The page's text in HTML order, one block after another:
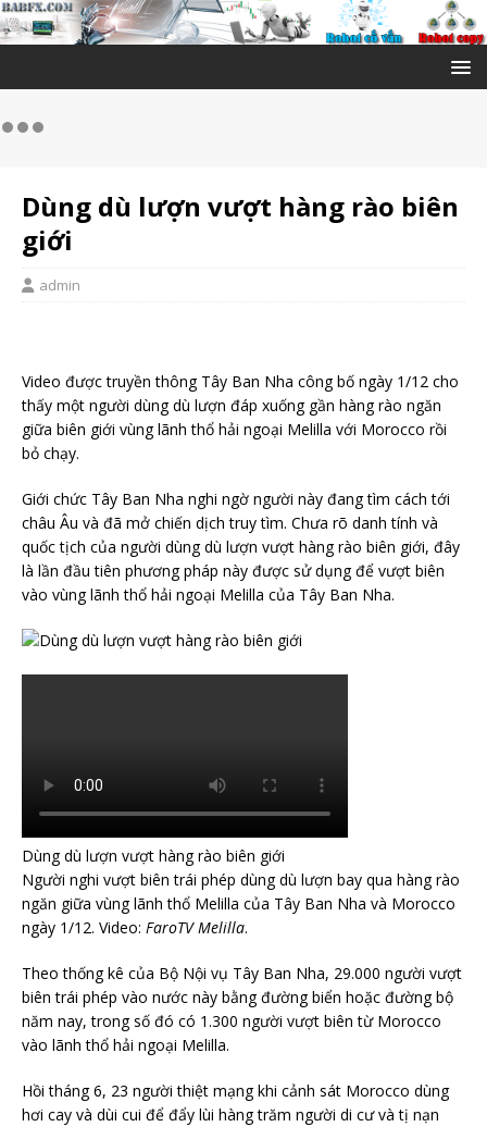
Dùng dù lượn vượt hàng rào biên
giới
admin
Video được truyền thông Tây Ban Nha công bố ngày 1/12 cho
thấy một người dùng dù lượn đáp xuống gần hàng rào ngăn
giữa biên giới vùng lãnh thổ hải ngoại Melilla với Morocco rồi
bỏ chạy.
Giới chức Tây Ban Nha nghi ngờ người này đang tìm cách tới
châu Âu và đã mở chiến dịch truy tìm. Chưa rõ danh tính và
quốc tịch của người dùng dù lượn vượt hàng rào biên giới, đây
là lần đầu tiên phương pháp này được sử dụng để vượt biên
vào vùng lãnh thổ hải ngoại Melilla của Tây Ban Nha.
Dùng dù lượn vượt hàng rào biên giới
Người nghi vượt biên trái phép dùng dù lượn bay qua hàng rào
ngăn giữa vùng lãnh thổ Melilla của Tây Ban Nha và Morocco
ngày 1/12. Video: FaroTV Melilla.
Theo thống kê của Bộ Nội vụ Tây Ban Nha, 29.000 người vượt
biên trái phép vào nước này bằng đường biển hoặc đường bộ
năm nay, trong số đó có 1.300 người vượt biên từ Morocco
vào lãnh thổ hải ngoại Melilla.
Hồi tháng 6, 23 người thiệt mạng khi cảnh sát Morocco dùng
hơi cay và dùi cui để đẩy lùi hàng trăm người di cư và tị nạn